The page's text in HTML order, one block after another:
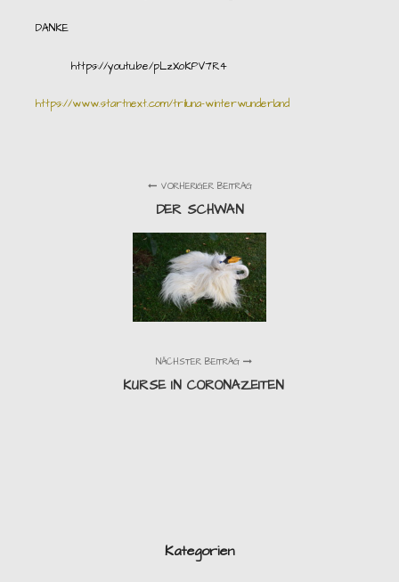
DANKE
https://youtu.be/pLzXoKPV7R4
https://www.startnext.com/triluna-winterwunderland
VORHERIGER BEITRAG
DER SCHWAN
NÄCHSTER BEITRAG
KURSE IN CORONAZEITEN
Kategorien